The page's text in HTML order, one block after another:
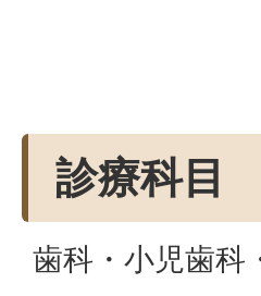
診療科目
歯科・小児歯科